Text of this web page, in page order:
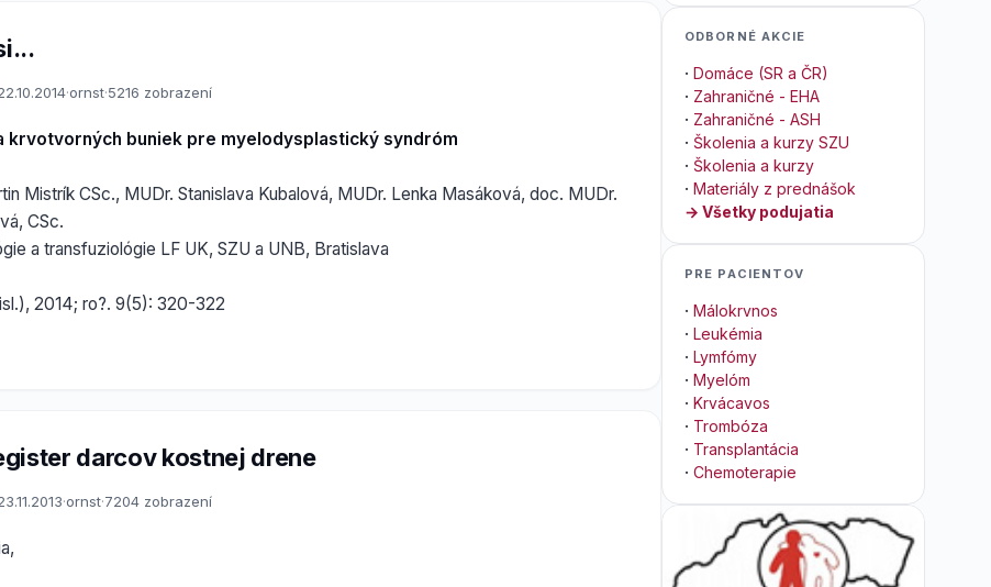
·ornst·5216 zobrazení
krvotvorných buniek pre myelodysplastický syndróm
Mistrík CSc., MUDr. Stanislava Kubalová, MUDr. Lenka Masáková, doc. MUDr.
CSc.
a transfuziológie LF UK, SZU a UNB, Bratislava
2014; ro?. 9(5): 320-322
darcov kostnej drene
·ornst·7204 zobrazení
ODBORNÉ AKCIE
· Domáce (SR a ČR)
· Zahraničné - EHA
· Zahraničné - ASH
· Školenia a kurzy SZU
· Školenia a kurzy
· Materiály z prednášok
→ Všetky podujatia
PRE PACIENTOV
· Málokrvnos
· Leukémia
· Lymfómy
· Myelóm
· Krvácavos
· Trombóza
· Transplantácia
· Chemoterapie